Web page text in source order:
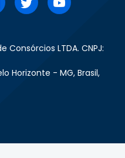
LTDA. CNPJ:
Horizonte - MG, Brasil,